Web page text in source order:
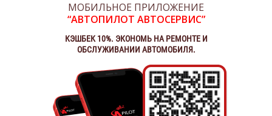
МОБИЛЬНОЕ ПРИЛОЖЕНИЕ
“АВТОПИЛОТ АВТОСЕРВИС”
КЭШБЕК 10%. ЭКОНОМЬ НА РЕМОНТЕ И
ОБСЛУЖИВАНИИ АВТОМОБИЛЯ.